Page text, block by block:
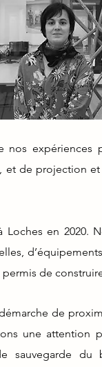
nos
et de projection
en 2020.
de
de
une attention
sauvegarde